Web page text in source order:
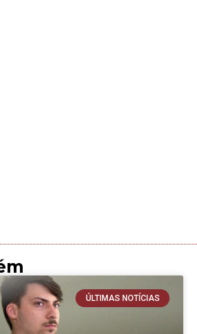
ÚLTIMAS NOTÍCIAS